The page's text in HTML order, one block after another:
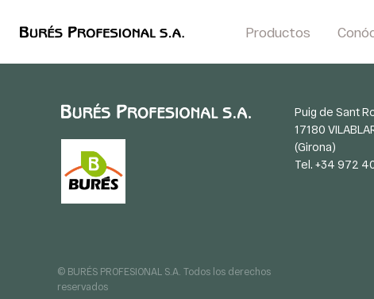
Productos
Puig de Sant
17180
(Girona)
Tel. +34 972
© BURÉS PROFESIONAL S.A. Todos los derechos
reservados